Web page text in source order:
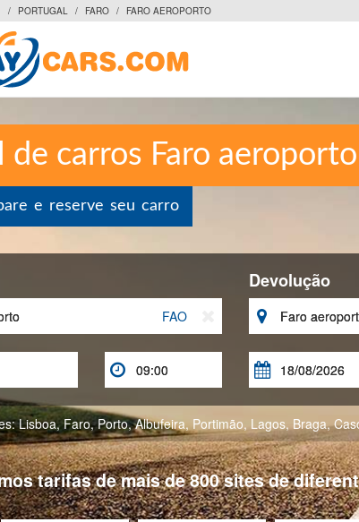
/ PORTUGAL / FARO / FARO AEROPORTO
de carros Faro aeroporto
e reserve seu carro
FAO

Devolução


Lisboa,Faro,Porto,Albufeira,Portimão, Lagos, Braga,
tarifas de mais de 800 sites de